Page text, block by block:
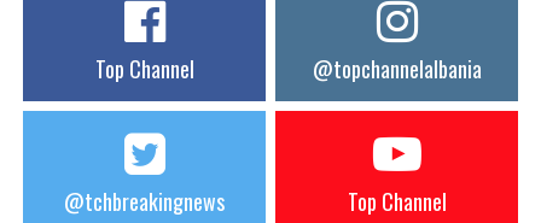
Top Channel @topchannelalbania
@tchbreakingnews Top Channel